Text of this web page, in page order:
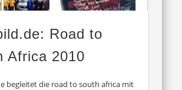
Road to
Africa 2010
begleitet die road to south africa mit